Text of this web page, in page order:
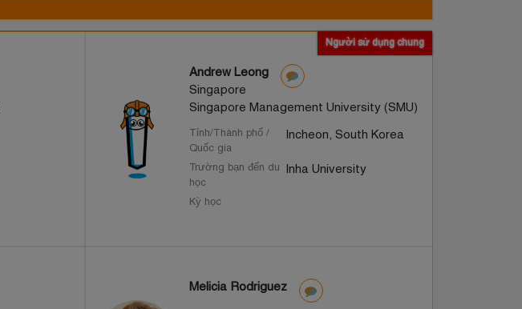
Người sử dụng chung
Andrew Leong
Singapore
Singapore Management University (SMU)
Tỉnh/Thành phố /
Quốc gia
Incheon, South Korea
Trường bạn đến du
học
Inha University
Kỳ học
Melicia Rodriguez